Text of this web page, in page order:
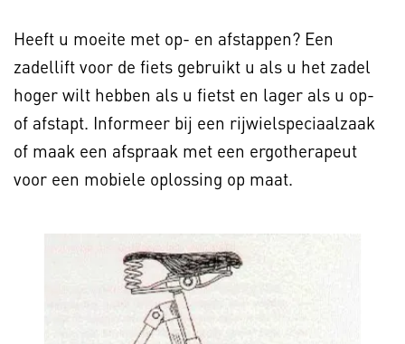
Heeft u moeite met op- en afstappen? Een
zadellift voor de fiets gebruikt u als u het zadel
hoger wilt hebben als u fietst en lager als u op-
of afstapt. Informeer bij een rijwielspeciaalzaak
of maak een afspraak met een ergotherapeut
voor een mobiele oplossing op maat.